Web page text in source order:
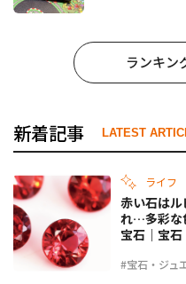
ランキン
新着記事 LATEST
ライフ
#宝石・ジュ
赤い石は
れ…多彩な
宝石｜宝